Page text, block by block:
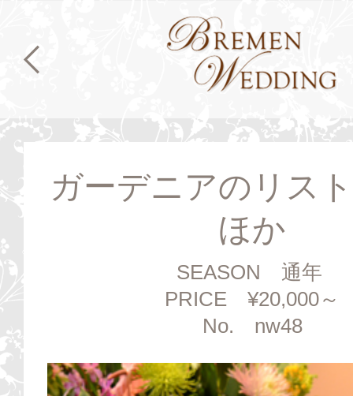
ガーデニアのリス
ほか
SEASON 通年
PRICE ¥20,000～
No. nw48